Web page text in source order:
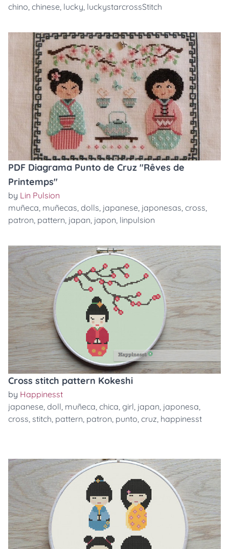
chino, chinese, lucky, luckystarcrossStitch
PDF Diagrama Punto de Cruz "Rêves de
Printemps"
by Lin Pulsion
muñeca, muñecas, dolls, japanese, japonesas, cross,
patron, pattern, japan, japon, linpulsion
Cross stitch pattern Kokeshi
by Happinesst
japanese, doll, muñeca, chica, girl, japan, japonesa,
cross, stitch, pattern, patron, punto, cruz, happinesst